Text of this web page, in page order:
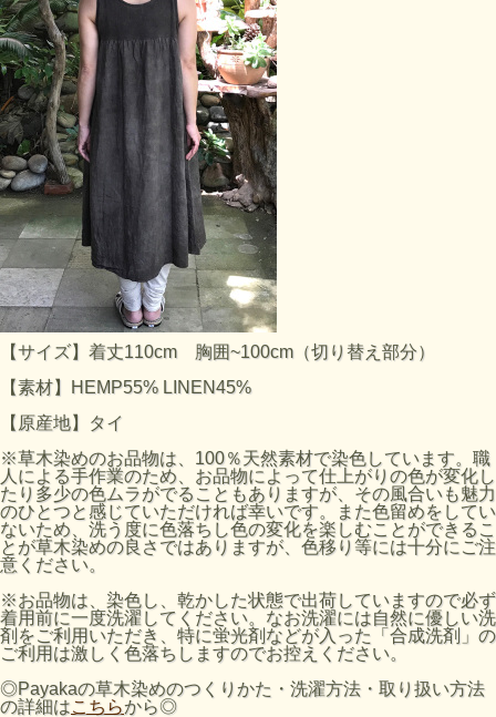
【サイズ】着丈110cm 胸囲~100cm（切り替え部分）
【素材】HEMP55% LINEN45%
【原産地】タイ
※草木染めのお品物は、100％天然素材で染色しています。職
人による手作業のため、お品物によって仕上がりの色が変化し
たり多少の色ムラがでることもありますが、その風合いも魅力
のひとつと感じていただければ幸いです。また色留めをしてい
ないため、洗う度に色落ちし色の変化を楽しむことができるこ
とが草木染めの良さではありますが、色移り等には十分にご注
意ください。
※お品物は、染色し、乾かした状態で出荷していますので必ず
着用前に一度洗濯してください。なお洗濯には自然に優しい洗
剤をご利用いただき、特に蛍光剤などが入った「合成洗剤」の
ご利用は激しく色落ちしますのでお控えください。
◎Payakaの草木染めのつくりかた・洗濯方法・取り扱い方法
の詳細はこちらから◎